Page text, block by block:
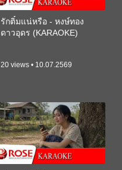
รักติ๋มแน่หรือ - หงษ์ทอง
ดาวอุดร (KARAOKE)
20 views • 10.07.2569